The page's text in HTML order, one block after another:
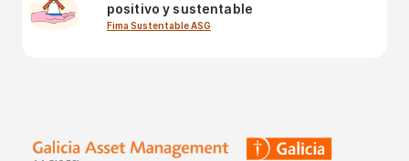
positivo y sustentable
Fima Sustentable ASG